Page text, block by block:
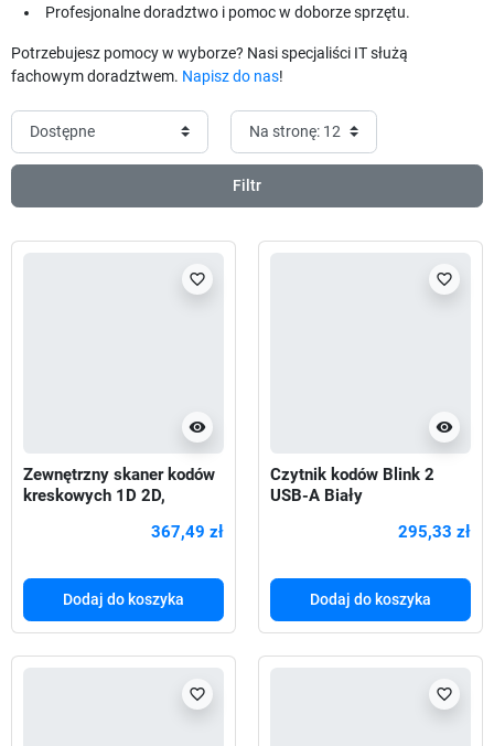
Profesjonalne doradztwo i pomoc w doborze sprzętu.
Potrzebujesz pomocy w wyborze? Nasi specjaliści IT służą
fachowym doradztwem. Napisz do nas!
Filtr
visibility
favorite_border
Zewnętrzny skaner kodów
kreskowych 1D 2D,
367,49 zł
Dodaj do koszyka
visibility
favorite_border
Czytnik kodów Blink 2
USB-A Biały
295,33 zł
Dodaj do koszyka
favorite_border favorite_border